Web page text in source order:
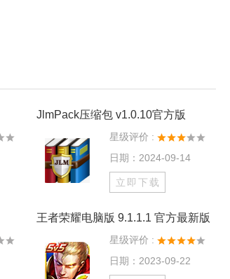
JlmPack压缩包 v1.0.10官方版
星级评价 :
日期：2024-09-14
立即下载
王者荣耀电脑版 9.1.1.1 官方最新版
星级评价 :
日期：2023-09-22